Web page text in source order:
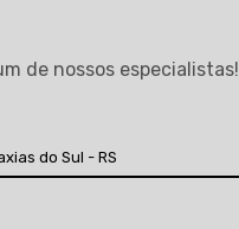
de nossos especialistas!
do Sul - RS